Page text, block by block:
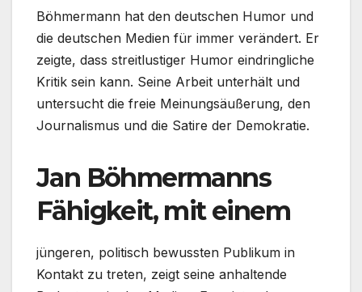
Böhmermann hat den deutschen Humor und
die deutschen Medien für immer verändert. Er
zeigte, dass streitlustiger Humor eindringliche
Kritik sein kann. Seine Arbeit unterhält und
untersucht die freie Meinungsäußerung, den
Journalismus und die Satire der Demokratie.
Jan Böhmermanns
Fähigkeit, mit einem
jüngeren, politisch bewussten Publikum in
Kontakt zu treten, zeigt seine anhaltende